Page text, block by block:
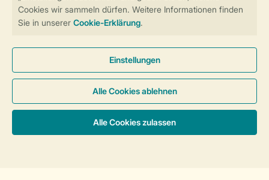
Sicherstellung Deiner Privatsphäre
Cookies und Banner
Barrierefreiheit
© 2026 Landal GreenParks GmbH